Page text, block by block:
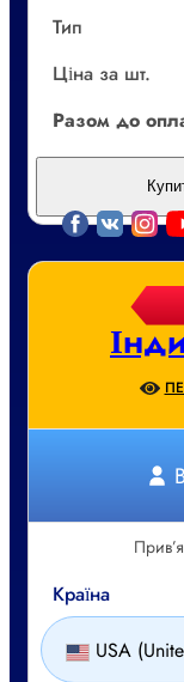
Країна
USA
Тип
Ціна за шт.
Разом до